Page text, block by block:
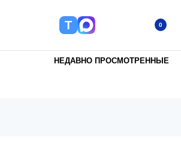
Т 0
НЕДАВНО ПРОСМОТРЕННЫЕ